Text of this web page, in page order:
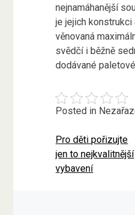
nejnamáhanější
je jejich
věnovaná
svědčí i běžně
dodávané
Posted in
Navigace
pro
Pro děti pořizujte
jen to nejkvalitnější
vybavení